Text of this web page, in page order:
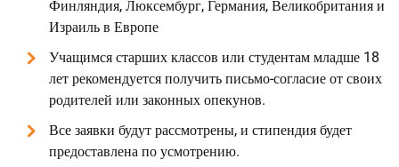
Финляндия, Люксембург, Германия, Великобритания и
Израиль в Европе
Учащимся старших классов или студентам младше 18
лет рекомендуется получить письмо-согласие от своих
родителей или законных опекунов.
Все заявки будут рассмотрены, и стипендия будет
предоставлена ​​по усмотрению.